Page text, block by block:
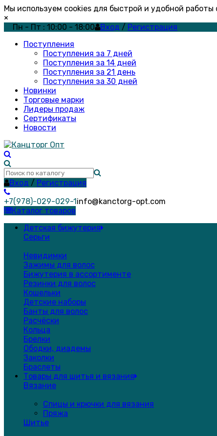
Мы используем cookies для быстрой и удобной
×
Пн - Пт : 10:00 - 18:00
Вход / Регистрация
Поступления
Поступления за 7 дней
Поступления за 14 дней
Поступления за 21 день
Поступления за 30 дней
Новинки
Торговые марки
Лидеры продаж
Сертификаты
Новости
Вход / Регистрация
+7(978)-029-029-1info@kanctorg-opt.com
Каталог товаров
Детская бижутерия
Серьги
Невидимки
Зажимы для волос
Бижутерия в ассортименте
Резинки для волос
Кошельки
Детские наборы
Банты для волос
Расчёски
Кольца
Брелки
Ободки, диадемы
Заколки
Браслеты
Товары для шитья и вязания
Вязание
Спицы и крючки для вязания
Пряжа
Шитье